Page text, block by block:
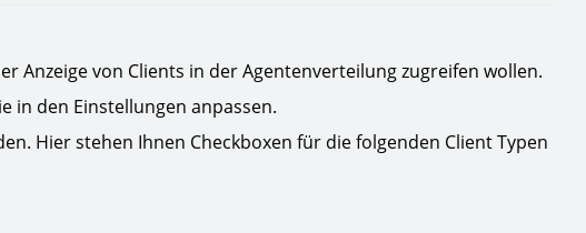
Anzeige von Clients in der Agentenverteilung zugreifen wollen.
in den Einstellungen anpassen.
Hier stehen Ihnen Checkboxen für die folgenden Client Typen